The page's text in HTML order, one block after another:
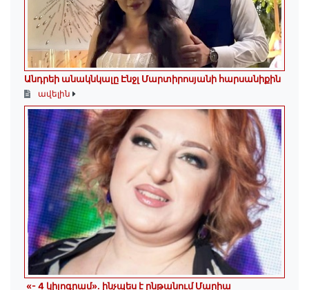
Անդրեի անակնկալը Էնջլ Մարտիրոսյանի հարսանիքին
ավելին
«- 4 կիլոգրամ». ինչպես է ընթանում Մարիա